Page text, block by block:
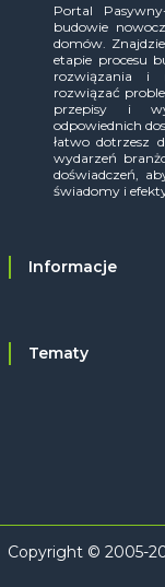
Portal
budowie
domów.
etapie procesu
rozwiązania i
rozwiązać
przepisy i
odpowiednich
łatwo dotrzesz
wydarzeń
doświadczeń,
świadomy i
Informacje
Tematy
Copyright © 2005-